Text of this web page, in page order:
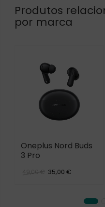
Produtos
por marca
Oneplus Nord Buds
3 Pro
49,00 € 35,00 €